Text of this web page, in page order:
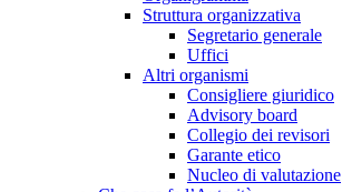
Struttura organizzativa
Segretario generale
Uffici
Altri organismi
Consigliere giuridico
Advisory board
Collegio dei revisori
Garante etico
Nucleo di valutazione